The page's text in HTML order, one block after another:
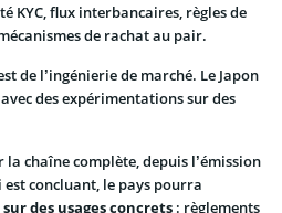
KYC, flux interbancaires, règles de
de rachat au pair.
de l’ingénierie de marché. Le Japon
des expérimentations sur des
la chaîne complète, depuis l’émission
est concluant, le pays pourra
des usages concrets : règlements